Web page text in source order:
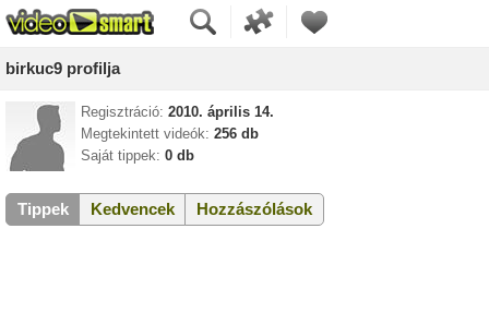
birkuc9 profilja
Regisztráció: 2010. április 14.
Megtekintett videók: 256 db
Saját tippek: 0 db
Tippek Kedvencek Hozzászólások